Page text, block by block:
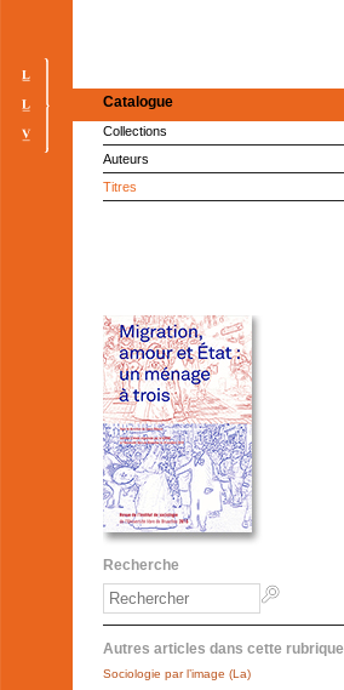
Catalogue
Collections
Auteurs
Titres
Recherche
Autres articles dans cette rubrique
Sociologie par l’image (La)